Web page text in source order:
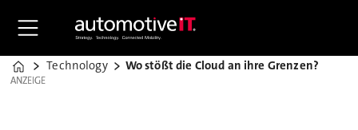
Home
Technology Wo stößt die Cloud an ihre Grenzen?
ANZEIGE
ANZEIGE